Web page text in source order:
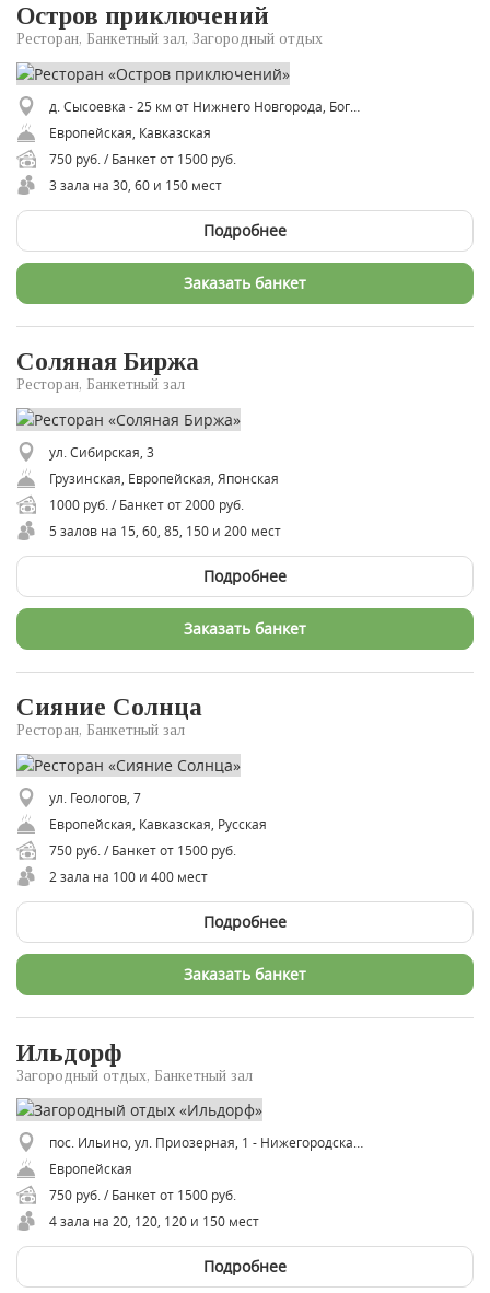
Остров приключений
Ресторан, Банкетный зал, Загородный отдых
Европейская, Кавказская
750 руб. / Банкет от 1500 руб.
3 зала на 30, 60 и 150 мест
Подробнее
Заказать банкет
Соляная Биржа
Ресторан, Банкетный зал
ул. Сибирская, 3
Грузинская, Европейская, Японская
1000 руб. / Банкет от 2000 руб.
5 залов на 15, 60, 85, 150 и 200 мест
Подробнее
Заказать банкет
Сияние Солнца
Ресторан, Банкетный зал
ул. Геологов, 7
Европейская, Кавказская, Русская
750 руб. / Банкет от 1500 руб.
2 зала на 100 и 400 мест
Подробнее
Заказать банкет
Ильдорф
Загородный отдых, Банкетный зал
пос. Ильино, ул. Приозерная, 1 - Нижегородская область
Европейская
750 руб. / Банкет от 1500 руб.
4 зала на 20, 120, 120 и 150 мест
Подробнее